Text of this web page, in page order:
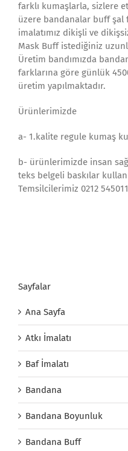
farklı kumaşlarla, sizlere
üzere bandanalar buff
imalatımız dikişli ve
Mask Buff istediğiniz
Üretim bandımızda
farklarına göre günlük
üretim yapılmaktadır.
Ürünlerimizde
a- 1.kalite regule kumaş
b- ürünlerimizde insan
teks belgeli baskılar
Temsilcilerimiz 0212
Sayfalar
Ana Sayfa
Atkı İmalatı
Baf İmalatı
Bandana
Bandana Boyunluk
Bandana Buff